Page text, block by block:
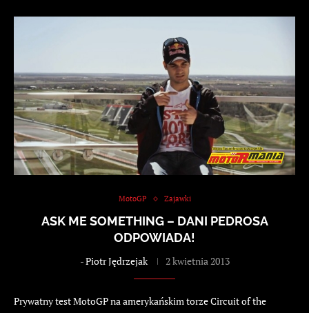
MotoGP Zajawki
ASK ME SOMETHING – DANI PEDROSA
ODPOWIADA!
-Piotr Jędrzejak 2 kwietnia 2013
Prywatny test MotoGP na amerykańskim torze Circuit of the